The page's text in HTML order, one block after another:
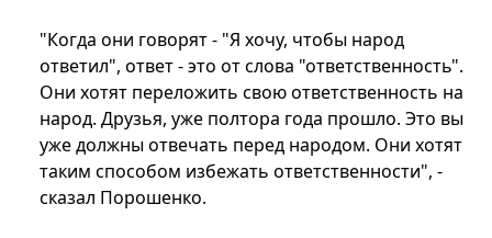
"Когда они говорят - "Я хочу, чтобы народ
ответил", ответ - это от слова "ответственность".
Они хотят переложить свою ответственность на
народ. Друзья, уже полтора года прошло. Это вы
уже должны отвечать перед народом. Они хотят
таким способом избежать ответственности", -
сказал Порошенко.